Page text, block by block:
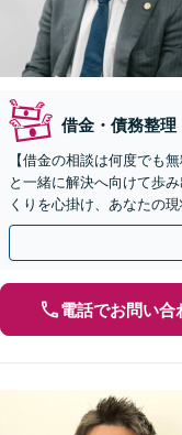
借金・債務整理
【借金の相談は何度でも
と一緒に解決へ向けて歩
くりを心掛け、あなたの
【山口駅徒歩13分】【駐
電話でお問い合